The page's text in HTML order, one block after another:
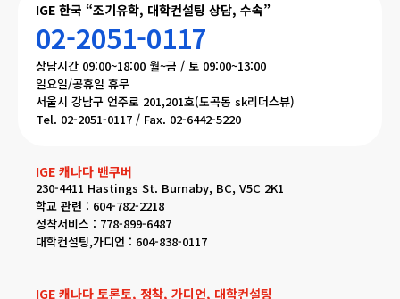
IGE 한국 “조기유학, 대학컨설팅 상담, 수속”
02-2051-0117
상담시간 09:00~18:00 월~금 / 토 09:00~13:00
일요일/공휴일 휴무
서울시 강남구 언주로 201,201호(도곡동 sk리더스뷰)
Tel. 02-2051-0117 / Fax. 02-6442-5220
IGE 캐나다 밴쿠버
230-4411 Hastings St. Burnaby, BC, V5C 2K1
학교 관련 : 604-782-2218
정착서비스 : 778-899-6487
대학컨설팅,가디언 : 604-838-0117
IGE 캐나다 토론토, 정착, 가디언, 대학컨설팅